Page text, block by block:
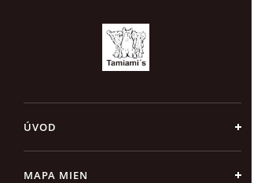
ÚVOD
MAPA MIEN